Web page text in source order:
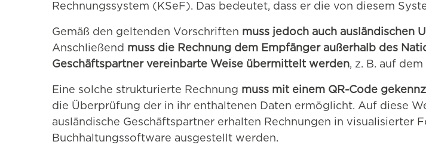
Rechnungssystem (KSeF). Das bedeutet, dass er die von diesem
Gemäß den geltenden Vorschriften muss jedoch auch ausländischen
Anschließend muss die Rechnung dem Empfänger außerhalb des
Geschäftspartner vereinbarte Weise übermittelt werden, z. B. auf
Eine solche strukturierte Rechnung muss mit einem QR-Code
die Überprüfung der in ihr enthaltenen Daten ermöglicht. Auf diese
ausländische Geschäftspartner erhalten Rechnungen in visualisierter
Buchhaltungssoftware ausgestellt werden.